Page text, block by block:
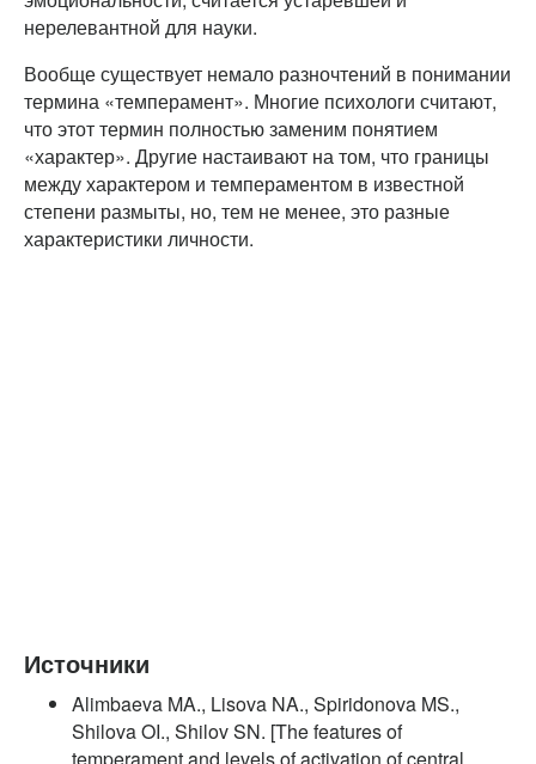
нерелевантной для науки.
Вообще существует немало разночтений в понимании
термина «темперамент». Многие психологи считают,
что этот термин полностью заменим понятием
«характер». Другие настаивают на том, что границы
между характером и темпераментом в известной
степени размыты, но, тем не менее, это разные
характеристики личности.
Источники
Alimbaeva MA., Lisova NA., Spiridonova MS.,
Shilova OI., Shilov SN. [The features of
temperament and levels of activation of central